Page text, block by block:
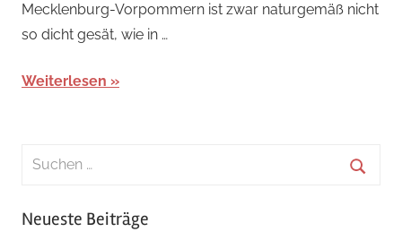
Mecklenburg-Vorpommern ist zwar naturgemäß nicht
so dicht gesät, wie in …
Weiterlesen
Suchen
Neueste Beiträge